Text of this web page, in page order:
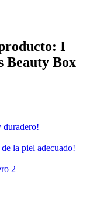
I
Beauty Box
duradero!
la piel adecuado!
2